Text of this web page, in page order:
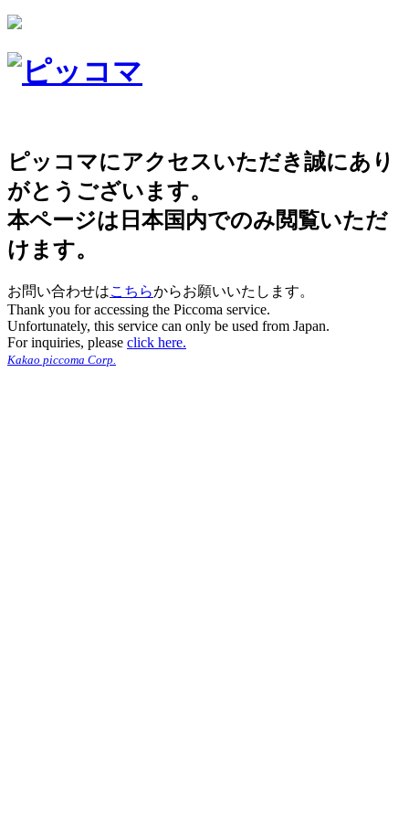
ピッコマにアクセスいただき誠にあり
がとうございます。
本ページは日本国内でのみ閲覧いただ
けます。
お問い合わせはこちらからお願いいたします。
Thank you for accessing the Piccoma service.
Unfortunately, this service can only be used from Japan.
For inquiries, please click here.
Kakao piccoma Corp.